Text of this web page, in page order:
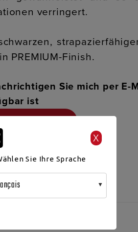
verringert.
PREMIUM-Finish.
Sie mich per E-
ist
X
Sie Ihre Sprache